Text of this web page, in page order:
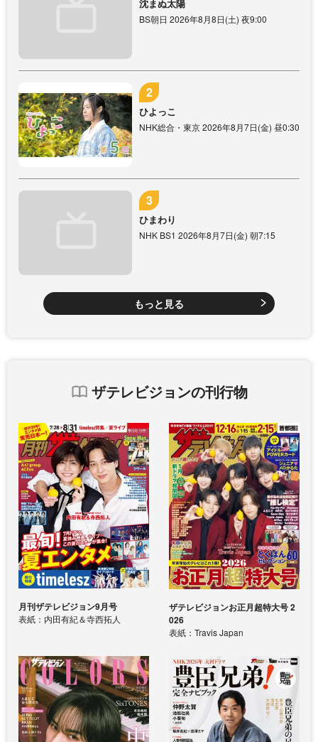
沈まぬ太陽
BS朝日 2026年8月8日(土) 夜9:00
ひよっこ
NHK総合・東京 2026年8月7日(金) 昼0:30
ひまわり
NHK BS1 2026年8月7日(金) 朝7:15
もっと見る
ザテレビジョンの刊行物
月刊ザテレビジョン9月号
表紙：内田有紀＆寺西拓人
ザテレビジョンお正月超特大号 2
026
表紙：Travis Japan